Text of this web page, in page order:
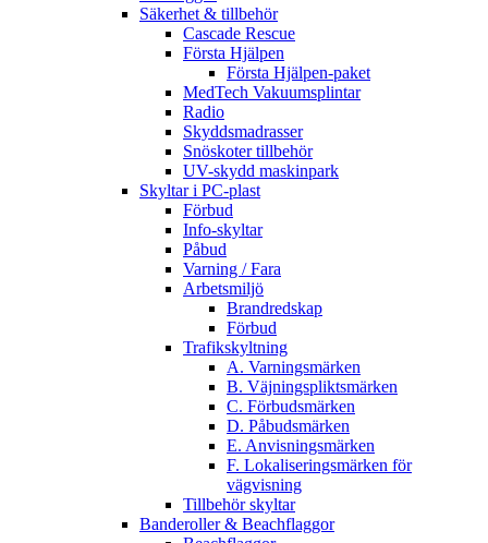
Säkerhet & tillbehör
Cascade Rescue
Första Hjälpen
Första Hjälpen-paket
MedTech Vakuumsplintar
Radio
Skyddsmadrasser
Snöskoter tillbehör
UV-skydd maskinpark
Skyltar i PC-plast
Förbud
Info-skyltar
Påbud
Varning / Fara
Arbetsmiljö
Brandredskap
Förbud
Trafikskyltning
A. Varningsmärken
B. Väjningspliktsmärken
C. Förbudsmärken
D. Påbudsmärken
E. Anvisningsmärken
F. Lokaliseringsmärken för
vägvisning
Tillbehör skyltar
Banderoller & Beachflaggor